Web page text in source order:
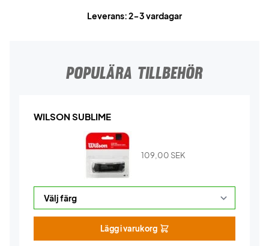
Leverans: 2-3 vardagar
POPULÄRA TILLBEHÖR
WILSON SUBLIME
109,00 SEK
Lägg i varukorg